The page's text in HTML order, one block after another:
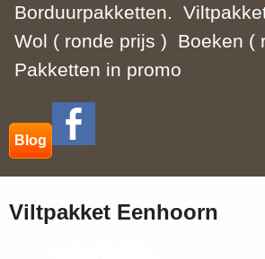
Borduurpakketten.
Wol ( ronde prijs )
Boeken (
Pakketten in promo
Blog
Viltpakket Eenhoorn